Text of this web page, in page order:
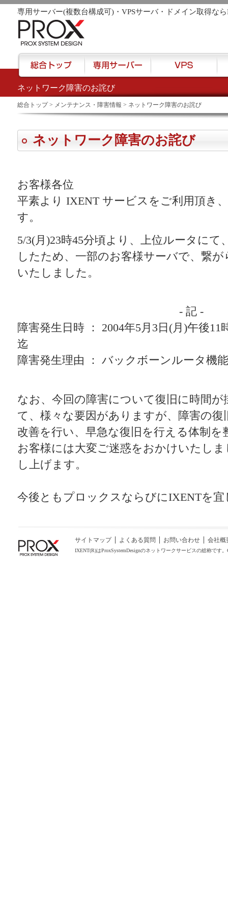
ネットワーク障害のお詫び
専用サーバー(複数台構成可)・VPSサーバ・ドメイン取得な
総合トップ> メンテナンス・障害情報 > ネットワーク障害のお詫び
ネットワーク障害のお詫び
お客様各位
平素より IXENT サービスをご利用頂き
す。
5/3(月)23時45分頃より、上位ルータに
したため、一部のお客様サーバで、繋
いたしました。
- 記 -
障害発生日時 ： 2004年5月3日(月)午後11
迄
障害発生理由 ： バックボーンルータ機
なお、今回の障害について復旧に時間
て、様々な要因がありますが、障害の
改善を行い、早急な復旧を行える体制
お客様には大変ご迷惑をおかけいたし
し上げます。
今後ともプロックスならびにIXENTを
href="/">
サイトマップ よくある質問 お問い合わせ 会社概
IXENT(R)はProxSystemDesignのネットワークサービスの総称です